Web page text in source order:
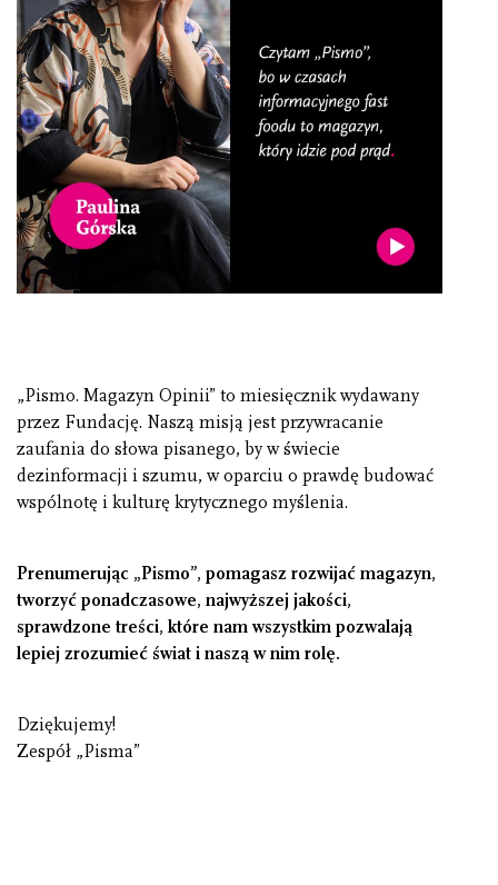
„Pismo. Magazyn Opinii” to miesięcznik wydawany
przez Fundację. Naszą misją jest przywracanie
zaufania do słowa pisanego, by w świecie
dezinformacji i szumu, w oparciu o prawdę budować
wspólnotę i kulturę krytycznego myślenia.
Prenumerując „Pismo”, pomagasz rozwijać magazyn,
tworzyć ponadczasowe, najwyższej jakości,
sprawdzone treści, które nam wszystkim pozwalają
lepiej zrozumieć świat i naszą w nim rolę.
Dziękujemy!
Zespół „Pisma”